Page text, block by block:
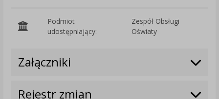
Podmiot
udostępniający:
Zespół Obsługi
Oświaty
Załączniki
Rejestr zmian